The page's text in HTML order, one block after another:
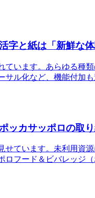
字と紙は「新鮮な
ています。あらゆる種
サル化など、機能付加
ッカサッポロの取
ています。未利用資
フード＆ビバレッジ